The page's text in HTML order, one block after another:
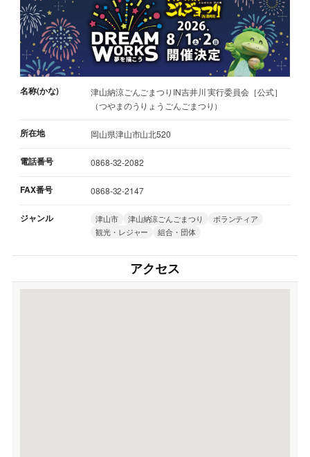
名称(かな)
津山納涼ごんごまつりIN吉井川 実行委員会［公式］
（つやまのうりょうごんごまつり）
所在地 岡山県津山市山北520
電話番号 0868-32-2082
FAX番号 0868-32-2147
ジャンル 津山市 津山納涼ごんごまつり
ボランティア
観光・レジャー
組合・団体
アクセス